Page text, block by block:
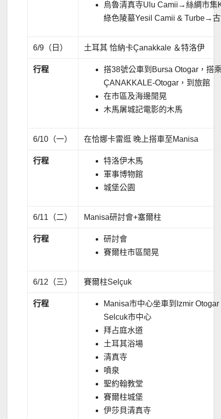
烏魯清真寺Ulu Camii→絲綢市
綠色陵墓Yesil Camii & Turbe→
6/9（日） 土耳其 恰納卡Çanakkale ＆特洛伊
行程
搭38號公車到Bursa Otogar，搭
ÇANAKKALE-Otogar，到旅館
在市區及海邊閒晃
木馬屠城記電影的木馬
6/10（一） 在恰娜卡雷逛 晚上搭車至Manisa
行程
特洛伊木馬
軍事博物館
城堡公園
6/11（二） Manisa研討會+塞爾柱
行程
研討會
賽爾柱市區閒晃
6/12（三） 賽爾柱Selçuk
行程
Manisa市中心坐車到Izmir
Selcuk市中心
拜占庭水道
土耳其浴場
清真寺
噴泉
聖約翰教堂
賽爾柱城堡
伊莎貝清真寺